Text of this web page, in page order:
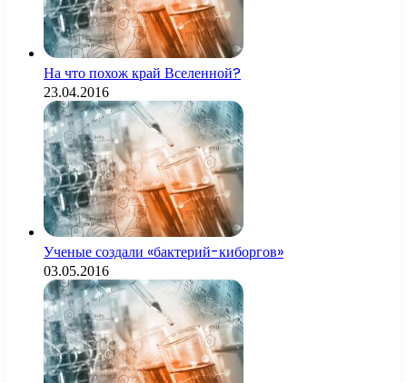
На что похож край Вселенной?
23.04.2016
Ученые создали «бактерий-киборгов»
03.05.2016